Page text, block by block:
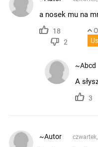
a nosek mu na
18
2
~Abcd
A
3
~Autor